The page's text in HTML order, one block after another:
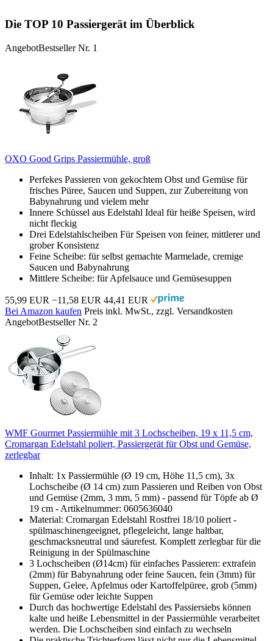
Die TOP 10 Passiergerät im Überblick
AngebotBestseller Nr. 1
OXO Good Grips Passiermühle, groß
Perfekes Passieren von gekochtem Obst und Gemüse für
frisches Püree, Saucen und Suppen, zur Zubereitung von
Babynahrung und vielem mehr
Innere Schüssel aus Edelstahl Ideal für heiße Speisen, wird
nicht fleckig
Drei Edelstahlscheiben Für Speisen von feiner, mittlerer und
grober Konsistenz
Feine Scheibe: für selbst gemachte Marmelade, cremige
Saucen und Babynahrung
Mittlere Scheibe: für Apfelsauce und Gemüsesuppen
55,99 EUR −11,58 EUR 44,41 EUR
Bei Amazon kaufen Preis inkl. MwSt., zzgl. Versandkosten
AngebotBestseller Nr. 2
WMF Gourmet Passiermühle mit 3 Lochscheiben, 19 x 11,5 cm,
Cromargan Edelstahl poliert, Passiergerät für Obst und Gemüse,
zerlegbar
Inhalt: 1x Passiermühle (Ø 19 cm, Höhe 11,5 cm), 3x
Lochscheibe (Ø 14 cm) zum Passieren und Reiben von Obst
und Gemüse (2mm, 3 mm, 5 mm) - passend für Töpfe ab Ø
19 cm - Artikelnummer: 0605636040
Material: Cromargan Edelstahl Rostfrei 18/10 poliert -
spülmaschinengeeignet, pflegeleicht, lange haltbar,
geschmacksneutral und säurefest. Komplett zerlegbar für die
Reinigung in der Spülmaschine
3 Lochscheiben (Ø14cm) für einfaches Passieren: extrafein
(2mm) für Babynahrung oder feine Saucen, fein (3mm) für
Suppen, Gelee, Apfelmus oder Kartoffelpüree, grob (5mm)
für Gemüse oder leichte Suppen
Durch das hochwertige Edelstahl des Passiersiebs können
kalte und heiße Lebensmittel in der Passiermühle verarbeitet
werden. Die Lochscheiben sind einfach zu wechseln